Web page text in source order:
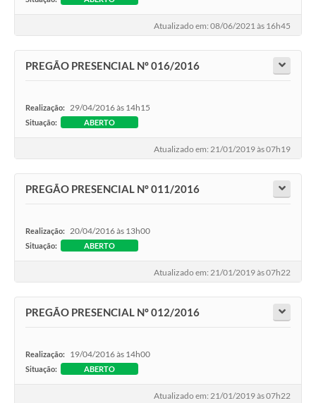
Atualizado em: 08/06/2021 às 16h45
PREGÃO PRESENCIAL Nº 016/2016
Realização: 29/04/2016 às 14h15
Situação: ABERTO
Atualizado em: 21/01/2019 às 07h19
PREGÃO PRESENCIAL Nº 011/2016
Realização: 20/04/2016 às 13h00
Situação: ABERTO
Atualizado em: 21/01/2019 às 07h22
PREGÃO PRESENCIAL Nº 012/2016
Realização: 19/04/2016 às 14h00
Situação: ABERTO
Atualizado em: 21/01/2019 às 07h22